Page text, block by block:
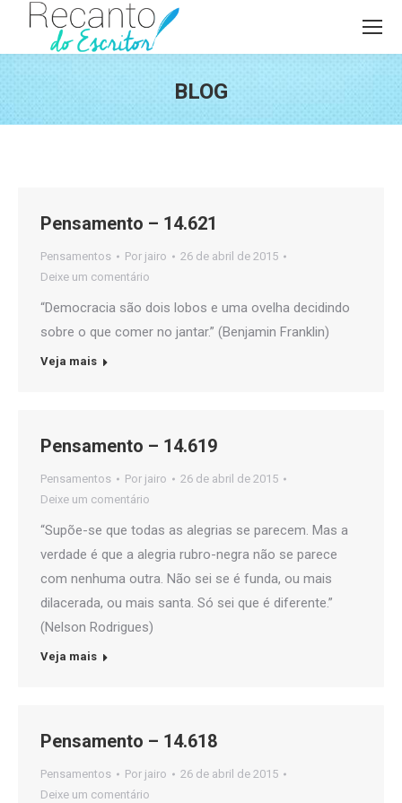
BLOG
Pensamento – 14.621
Pensamentos Por jairo
26 de abril de 2015
Deixe um comentário
“Democracia são dois lobos e uma ovelha decidindo
sobre o que comer no jantar.” (Benjamin Franklin)
Veja mais
Pensamento – 14.619
Pensamentos Por jairo
26 de abril de 2015
Deixe um comentário
“Supõe-se que todas as alegrias se parecem. Mas a
verdade é que a alegria rubro-negra não se parece
com nenhuma outra. Não sei se é funda, ou mais
dilacerada, ou mais santa. Só sei que é diferente.”
(Nelson Rodrigues)
Veja mais
Pensamento – 14.618
Pensamentos Por jairo
26 de abril de 2015
Deixe um comentário